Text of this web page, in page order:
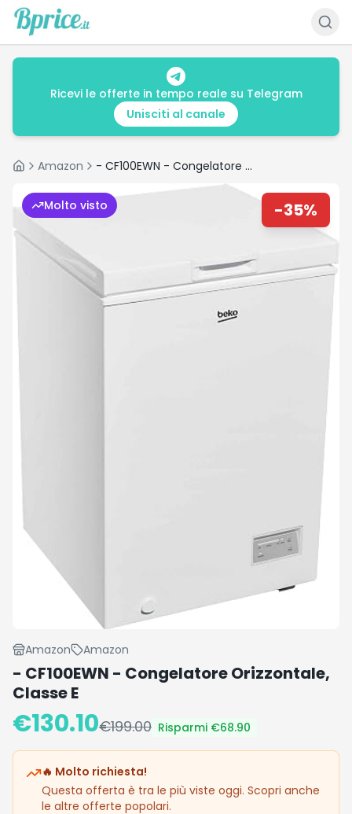
Ricevi le offerte in tempo reale su Telegram
Unisciti al canale
HomeAmazon - CF100EWN - Congelatore Orizzontale, Classe E
Molto visto -35%
Amazon Amazon
- CF100EWN - Congelatore Orizzontale,
Classe E
€130.10€199.00 Risparmi €68.90
🔥 Molto richiesta!
Questa offerta è tra le più viste oggi. Scopri anche
le altre offerte popolari.